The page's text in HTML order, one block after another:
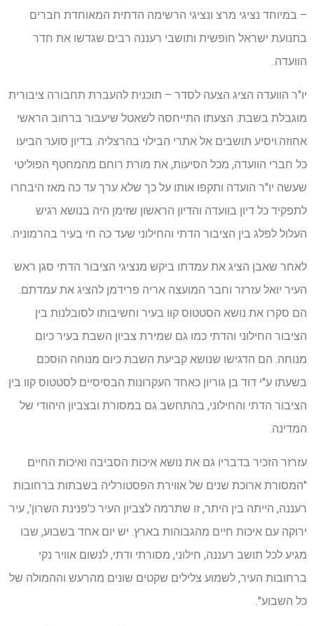
– במיוחד נציגי מרצ ונציגי הרשימה הדתית המאוחדת חברים
בתנועת ישראל חופשית ותושבי רעננה רבים שגדשו את חדר
הוועדה.
יו"ר הוועדה הציג הצעה לסדר – תוכנית להעברת תחבורה ציבורית
מוגבלת בשבת. הצעתו התייחסה לשאטל שיעבור ברחוב הראשי
אחוזה.ויסיע תושבים אל אתרי הבילוי בהרצליה. בדיון סוער הביעו
כל חברי הוועדה, מכל הסיעות, את מורת רוחם מהמחטף הפוליטי
שעשה יו"ר הועדה ותקפו אותו על כך שלא ערך עד כה מאז היבחרו
לתפקיד כל דיון בוועדה והדיון הראשון שזימן היה בנושא רגיש
העלול לפלג בין הציבור הדתי והחילוני שעד כה חי בעיר בהרמוניה.
לאחר שאבן הציג את עמדתו ביקש מנציגי הציבור הדתי סגן ראש
העיר יואל עזרזר וחבר המועצה אריה פרידמן להציג את עמדתם.
הם סקרו את נושא הסטטוס קוו בעיר וחשיבותו לסובלנות בין
הציבור החילוני והדתי כמו גם שמירת צביון השבת בעיר כיום
מנוחה. הם הדגישו שנושא קביעת השבת כיום מנוחה הוסכם
בשעתו ע"י דוד בן גוריון כאחד העקרונות הבסיסיים לסטטוס קוו בין
הציבור הדתי והחילוני, בהתחשב גם במסורת ובצביון היהודי של
המדינה.
עזרזר הזכיר בדבריו גם את נושא איכות הסביבה ואיכות החיים
"המסורת ארוכת שנים של אווירת הפסטורליה בשבתות ברחובות
רעננה, הייתה בין היתר, זו שתרמה לצביון העיר כ'פנינת השרון', עיר
ירוקה עם איכות חיים מהגבוהות בארץ. יש יום אחד בשבוע, שבו
מגיע לכל תושב רעננה, חילוני, מסורתי ודתי, לנשום אוויר נקי
ברחובות העיר, לשמוע צלילים שקטים שונים מהרעש וההמולה של
כל השבוע".